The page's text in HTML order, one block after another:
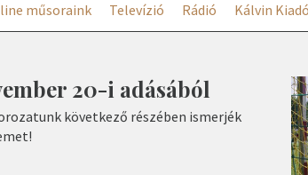
műsoraink Televízió Rádió Kálvin Kiadó
20-i adásából
következő részében ismerjék